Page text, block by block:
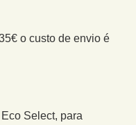
o custo de envio é
Select, para